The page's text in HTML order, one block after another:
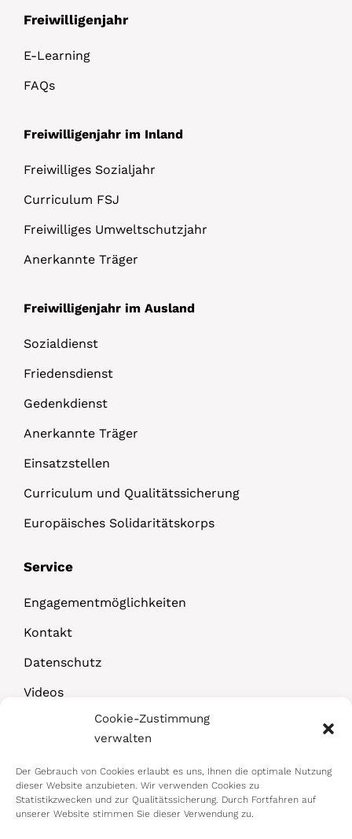
Cookie-Zustimmung
verwalten
Der Gebrauch von Cookies erlaubt es uns, Ihnen die optimale Nutzung
dieser Website anzubieten. Wir verwenden Cookies zu
Statistikzwecken und zur Qualitätssicherung. Durch Fortfahren auf
unserer Website stimmen Sie dieser Verwendung zu.
Freiwilligenjahr
E-Learning
FAQs
Freiwilligenjahr im Inland
Freiwilliges Sozialjahr
Curriculum FSJ
Freiwilliges Umweltschutzjahr
Anerkannte Träger
Freiwilligenjahr im Ausland
Sozialdienst
Friedensdienst
Gedenkdienst
Anerkannte Träger
Einsatzstellen
Curriculum und Qualitätssicherung
Europäisches Solidaritätskorps
Service
Engagementmöglichkeiten
Kontakt
Datenschutz
Videos